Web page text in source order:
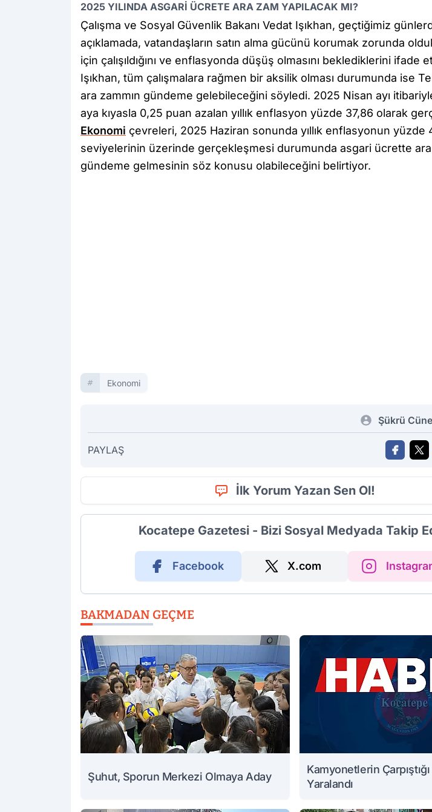
2025 YILINDA ASGARİ ÜCRETE ARA ZAM YAPILACAK MI?
Çalışma ve Sosyal Güvenlik Bakanı Vedat Işıkhan, geçtiğimiz
açıklamada, vatandaşların satın alma gücünü korumak zorunda
için çalışıldığını ve enflasyonda düşüş olmasını beklediklerini ifade
Işıkhan, tüm çalışmalara rağmen bir aksilik olması durumunda ise
ara zammın gündeme gelebileceğini söyledi. 2025 Nisan ayı
aya kıyasla 0,25 puan azalan yıllık enflasyon yüzde 37,86 olarak
Ekonomi çevreleri, 2025 Haziran sonunda yıllık enflasyonun yüzde
seviyelerinin üzerinde gerçekleşmesi durumunda asgari ücrette ara
gündeme gelmesinin söz konusu olabileceğini belirtiyor.
Ekonomi
Şükrü
PAYLAŞ
İlk Yorum Yazan Sen Ol!
Kocatepe Gazetesi - Bizi Sosyal Medyada Takip
Facebook X.com
BAKMADAN GEÇME
Şuhut, Sporun Merkezi Olmaya Aday
Kamyonetlerin
Yaralandı